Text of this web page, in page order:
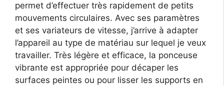
permet d’effectuer très rapidement de petits
mouvements circulaires. Avec ses paramètres
et ses variateurs de vitesse, j’arrive à adapter
l’appareil au type de matériau sur lequel je veux
travailler. Très légère et efficace, la ponceuse
vibrante est appropriée pour décaper les
surfaces peintes ou pour lisser les supports en